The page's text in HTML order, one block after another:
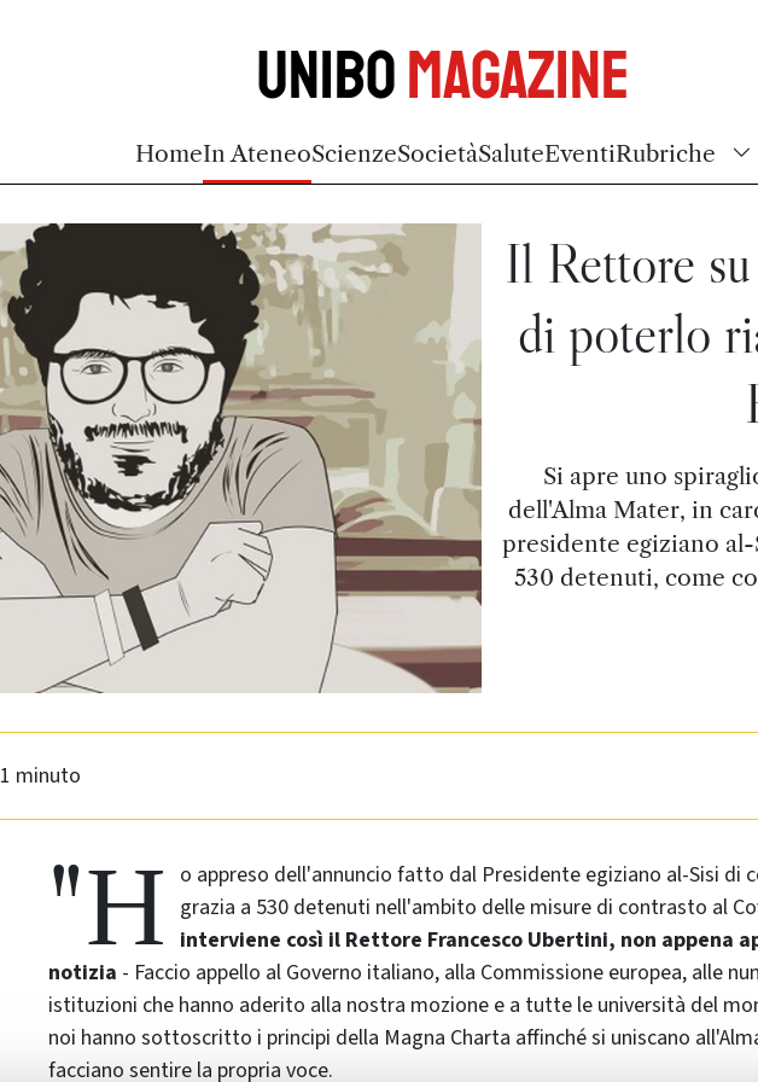
UniboMagazine
HomeIn AteneoScienzeSocietàSaluteEventiRubriche
Il Rettore
di poterlo
Si apre uno
dell'Alma Mater, in
presidente egiziano
530 detenuti, come
1 minuto
"H o appreso dell'annuncio fatto dal Presidente egiziano al-Sisi di
grazia a 530 detenuti nell'ambito delle misure di contrasto al
interviene così il Rettore Francesco Ubertini, non appena
notizia - Faccio appello al Governo italiano, alla Commissione europea, alle
istituzioni che hanno aderito alla nostra mozione e a tutte le università del
noi hanno sottoscritto i principi della Magna Charta affinché si uniscano
facciano sentire la propria voce.